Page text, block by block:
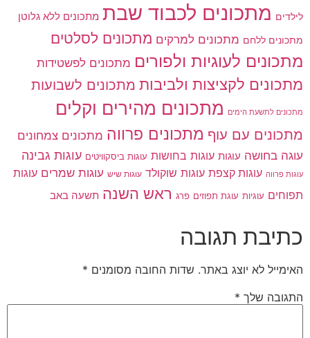
לילדים מתכונים לכבוד שבת מתכונים ללא גלוטן
מתכונים ללחם מתכונים למרקים מתכונים לסלטים
מתכונים לעוגיות ולפורים מתכונים לפשטידות
מתכונים לקציצות ולביבות מתכונים לשבועות
מתכונים לתשעת הימים מתכונים מהירים וקלים
מתכונים עם עוף מתכונים פרווה מתכונים צמחונים
עוגה בחושה עוגות עוגות בחושות עוגות ביסקוויטים עוגות גבינה
עוגות פרווה עוגות קצפת עוגות שוקולד עוגות שיש עוגות שמרים עוגות
תפוחים עוגיות עוגת תפוזים פרג ראש השנה תשעה באב
כתיבת תגובה
האימייל לא יוצג באתר. שדות החובה מסומנים *
התגובה שלך *